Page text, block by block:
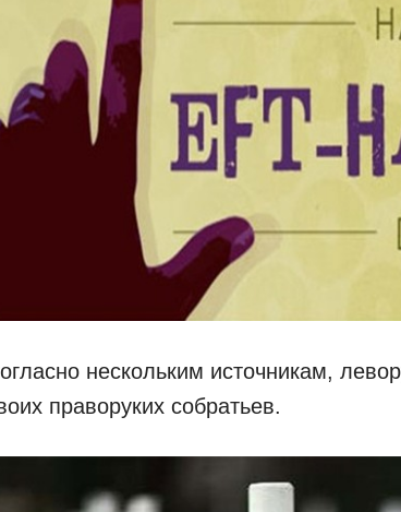
нескольким источникам,
праворуких собратьев.